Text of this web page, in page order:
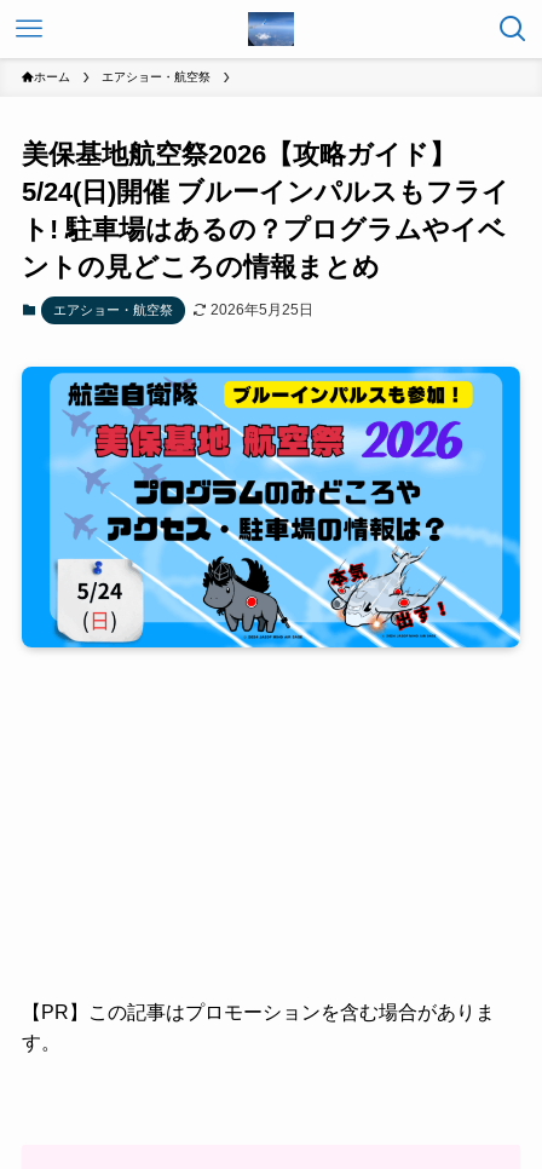
ホーム エアショー・航空祭
美保基地航空祭2026【攻略ガイド】
5/24(日)開催 ブルーインパルスもフライ
ト! 駐車場はあるの？プログラムやイベ
ントの見どころの情報まとめ
エアショー・航空祭 2026年5月25日
【PR】この記事はプロモーションを含む場合がありま
す。